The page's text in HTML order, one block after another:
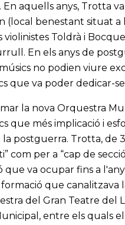
aquells anys, Trotta
(local benestant situat
Toldrà i
En els anys de
no podien viure
que va poder dedicar-
la nova Orquestra
que més implicació i
postguerra. Trotta, de
per a “cap de
va ocupar fins a
que canalitzava
del Gran Teatre del
entre els quals